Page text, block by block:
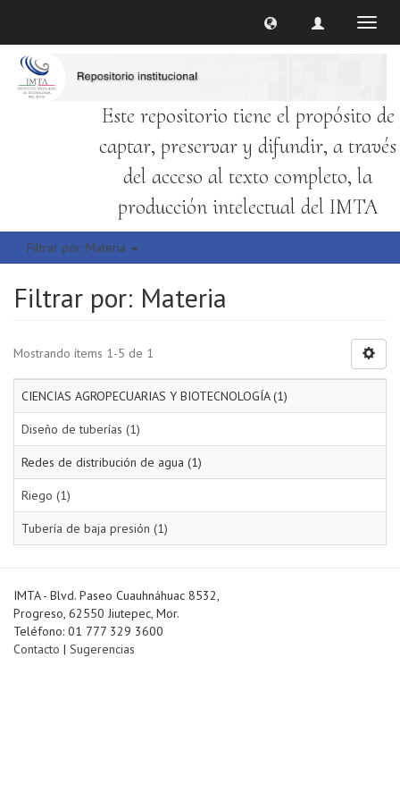
Este repositorio tiene el propósito de
captar, preservar y difundir, a través
del acceso al texto completo, la
producción intelectual del IMTA
Filtrar por: Materia
Filtrar por: Materia
Mostrando ítems 1-5 de 1
CIENCIAS AGROPECUARIAS Y BIOTECNOLOGÍA (1)
Diseño de tuberías (1)
Redes de distribución de agua (1)
Riego (1)
Tubería de baja presión (1)
IMTA - Blvd. Paseo Cuauhnáhuac 8532,
Progreso, 62550 Jiutepec, Mor.
Teléfono: 01 777 329 3600
Contacto | Sugerencias